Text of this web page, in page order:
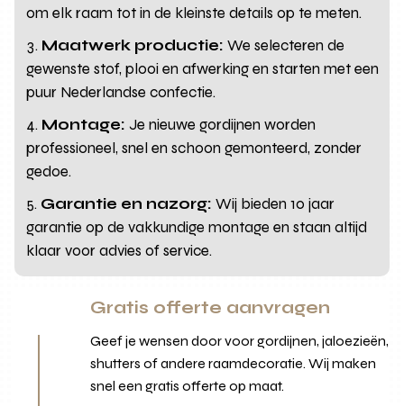
om elk raam tot in de kleinste details op te meten.
Maatwerk productie: We selecteren de
gewenste stof, plooi en afwerking en starten met een
puur Nederlandse confectie.
Montage: Je nieuwe gordijnen worden
professioneel, snel en schoon gemonteerd, zonder
gedoe.
Garantie en nazorg: Wij bieden 10 jaar
garantie op de vakkundige montage en staan altijd
klaar voor advies of service.
Gratis offerte aanvragen
Geef je wensen door voor gordijnen, jaloezieën,
shutters of andere raamdecoratie. Wij maken
snel een gratis offerte op maat.